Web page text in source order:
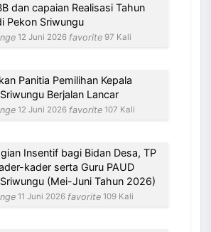
dan capaian Realisasi Tahun
Pekon Sriwungu
12 Juni 2026 favorite 97 Kali
Panitia Pemilihan Kepala
Berjalan Lancar
12 Juni 2026 favorite 107 Kali
Insentif bagi Bidan Desa, TP
kader serta Guru PAUD
(Mei-Juni Tahun 2026)
11 Juni 2026 favorite 109 Kali